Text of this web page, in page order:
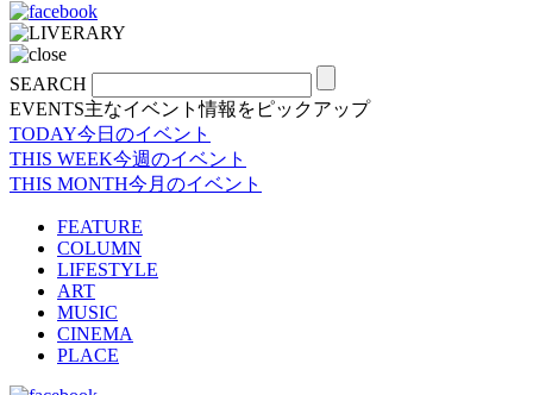
SEARCH
EVENTS主なイベント情報をピックアップ
TODAY今日のイベント
THIS WEEK今週のイベント
THIS MONTH今月のイベント
FEATURE
COLUMN
LIFESTYLE
ART
MUSIC
CINEMA
PLACE